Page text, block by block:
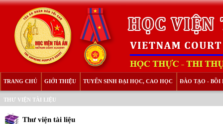
TRANG CHỦ GIỚI THIỆU TUYỂN SINH ĐẠI HỌC, CAO HỌC ĐÀO TẠO - BỒI
THƯ VIỆN TÀI LIỆU
Thư viện tài liệu